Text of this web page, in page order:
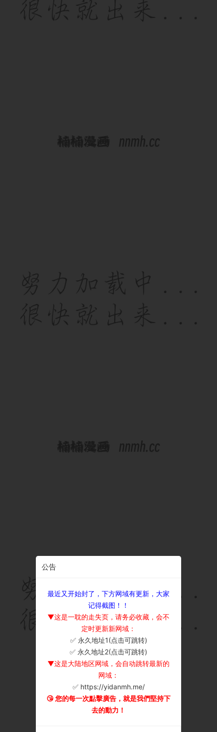
公告
最近又开始封了，下方网域有更新，大家
记得截图！！
▼这是一耽的走失页，请务必收藏，会不
定时更新新网域：
✅ 永久地址1(点击可跳转)
✅ 永久地址2(点击可跳转)
▼这是大陆地区网域，会自动跳转最新的
网域：
✅ https://yidanmh.me/
😘 您的每一次點擊廣告，就是我們堅持下
去的動力！